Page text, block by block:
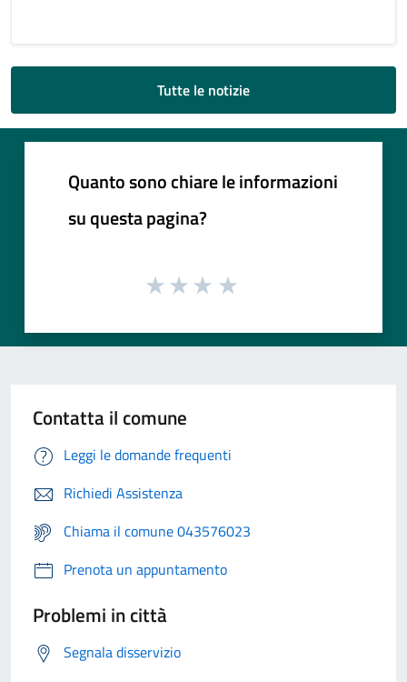
Tutte le notizie
Quanto sono chiare le informazioni
su questa pagina?
Contatta il comune
Leggi le domande frequenti
Richiedi Assistenza
Chiama il comune 043576023
Prenota un appuntamento
Problemi in città
Segnala disservizio